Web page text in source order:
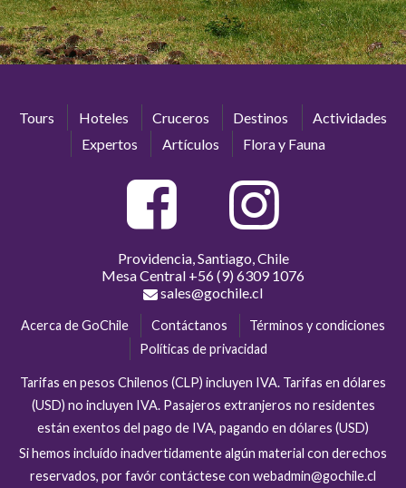
Tours Hoteles Cruceros Destinos
Actividades
Expertos
Artículos Flora y Fauna
Providencia, Santiago, Chile
Mesa Central +56 (9) 6309 1076
sales@gochile.cl
Acerca de GoChile Contáctanos
Términos y condiciones
Políticas de privacidad
Tarifas en pesos Chilenos (CLP) incluyen IVA. Tarifas en dólares
(USD) no incluyen IVA. Pasajeros extranjeros no residentes
están exentos del pago de IVA, pagando en dólares (USD)
Si hemos incluído inadvertidamente algún material con derechos
reservados, por favór contáctese con webadmin@gochile.cl